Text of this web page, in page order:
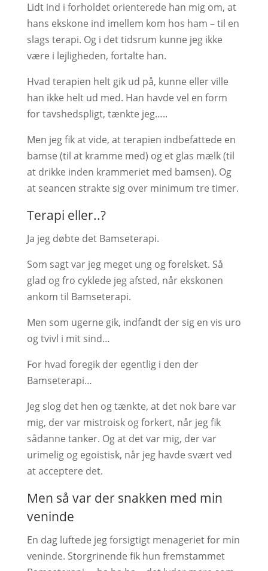
Lidt ind i forholdet orienterede han mig om, at
hans ekskone ind imellem kom hos ham – til en
slags terapi. Og i det tidsrum kunne jeg ikke
være i lejligheden, fortalte han.
Hvad terapien helt gik ud på, kunne eller ville
han ikke helt ud med. Han havde vel en form
for tavshedspligt, tænkte jeg…..
Men jeg fik at vide, at terapien indbefattede en
bamse (til at kramme med) og et glas mælk (til
at drikke inden krammeriet med bamsen). Og
at seancen strakte sig over minimum tre timer.
Terapi eller..?
Ja jeg døbte det Bamseterapi.
Som sagt var jeg meget ung og forelsket. Så
glad og fro cyklede jeg afsted, når ekskonen
ankom til Bamseterapi.
Men som ugerne gik, indfandt der sig en vis uro
og tvivl i mit sind…
For hvad foregik der egentlig i den der
Bamseterapi…
Jeg slog det hen og tænkte, at det nok bare var
mig, der var mistroisk og forkert, når jeg fik
sådanne tanker. Og at det var mig, der var
urimelig og egoistisk, når jeg havde svært ved
at acceptere det.
Men så var der snakken med min
veninde
En dag luftede jeg forsigtigt menageriet for min
veninde. Storgrinende fik hun fremstammet